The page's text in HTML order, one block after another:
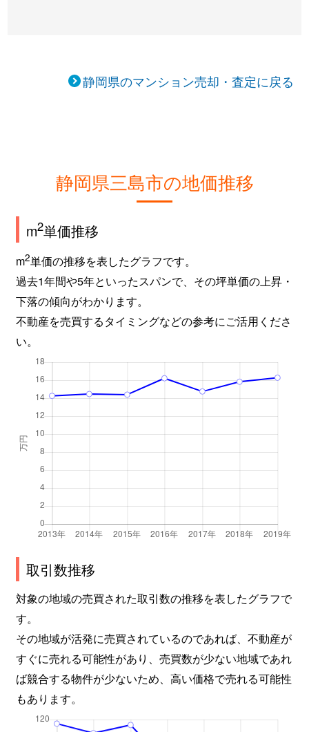
静岡県のマンション売却・査定に戻る
静岡県三島市の地価推移
m2単価推移
m2単価の推移を表したグラフです。
過去1年間や5年といったスパンで、その坪単価の上昇・
下落の傾向がわかります。
不動産を売買するタイミングなどの参考にご活用くださ
い。
取引数推移
対象の地域の売買された取引数の推移を表したグラフで
す。
その地域が活発に売買されているのであれば、不動産が
すぐに売れる可能性があり、売買数が少ない地域であれ
ば競合する物件が少ないため、高い価格で売れる可能性
もあります。